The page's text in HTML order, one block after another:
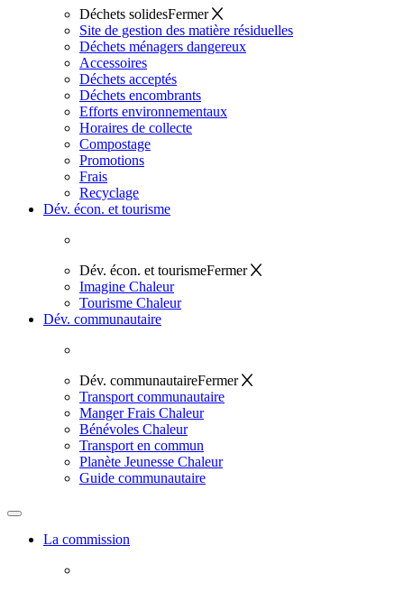
Déchets solidesFermer
Site de gestion des matière résiduelles
Déchets ménagers dangereux
Accessoires
Déchets acceptés
Déchets encombrants
Efforts environnementaux
Horaires de collecte
Compostage
Promotions
Frais
Recyclage
Dév. écon. et tourisme
Dév. écon. et tourismeFermer
Imagine Chaleur
Tourisme Chaleur
Dév. communautaire
Dév. communautaireFermer
Transport communautaire
Manger Frais Chaleur
Bénévoles Chaleur
Transport en commun
Planète Jeunesse Chaleur
Guide communautaire
La commission